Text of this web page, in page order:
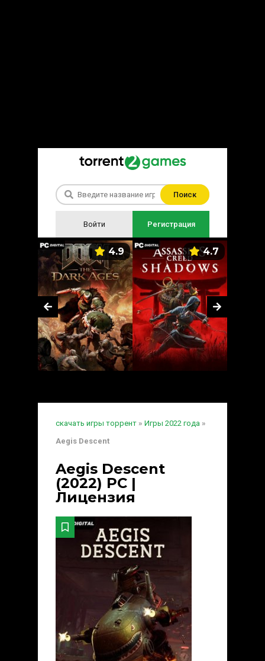
Поиск
Войти Регистрация
4.9 4.7
скачать игры торрент » Игры 2022 года »
Aegis Descent
Aegis Descent
(2022) PC |
Лицензия